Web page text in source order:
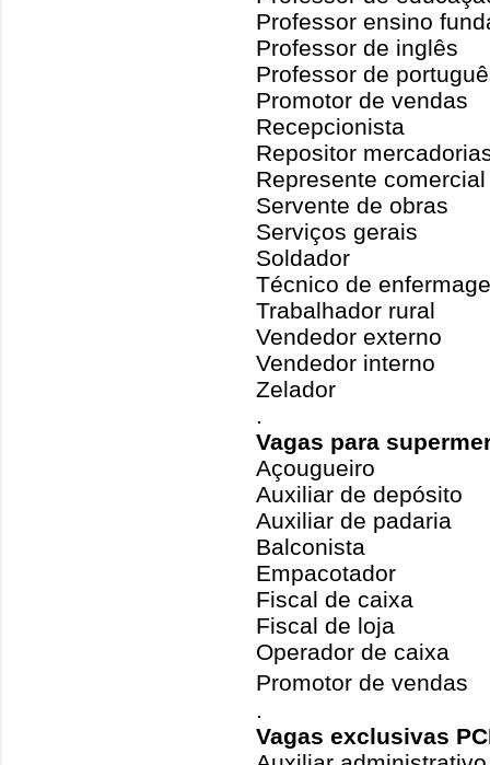
Professor ensino
Professor de inglês
Professor de
Promotor de vendas
Recepcionista
Repositor
Represente
Servente de obras
Serviços gerais
Soldador
Técnico de
Trabalhador rural
Vendedor externo
Vendedor interno
Zelador
.
Vagas para
Açougueiro
Auxiliar de depósito
Auxiliar de padaria
Balconista
Empacotador
Fiscal de caixa
Fiscal de loja
Operador de caixa
Promotor de vendas
.
Vagas exclusivas